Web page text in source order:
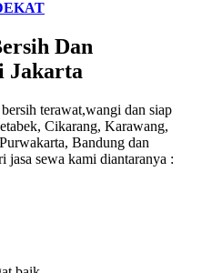
Dan
Jakarta
terawat,wangi dan siap
Cikarang, Karawang,
Bandung dan
jasa sewa kami diantaranya :